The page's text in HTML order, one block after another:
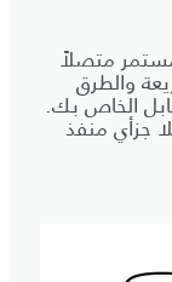
متصلاً
والطرق
الخاص بك.
جزأي منفذ